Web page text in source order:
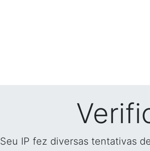
Seu IP fez diversas tentativas